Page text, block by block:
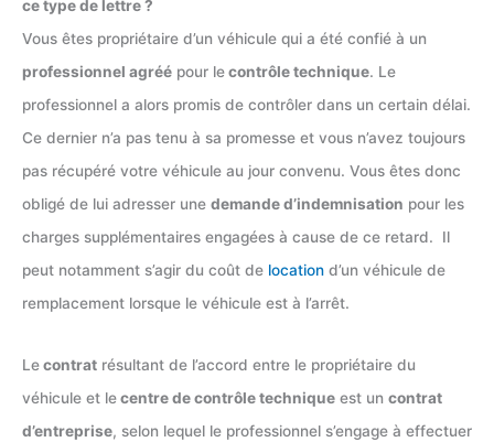
ce type de lettre ?
Vous êtes propriétaire d’un véhicule qui a été confié à un
professionnel agréé pour lecontrôle technique. Le
professionnel a alors promis de contrôler dans un certain délai.
Ce dernier n’a pas tenu à sa promesse et vous n’avez toujours
pas récupéré votre véhicule au jour convenu. Vous êtes donc
obligé de lui adresser une demande d’indemnisation pour les
charges supplémentaires engagées à cause de ce retard. Il
peut notamment s’agir du coût de location d’un véhicule de
remplacement lorsque le véhicule est à l’arrêt.
Lecontrat résultant de l’accord entre le propriétaire du
véhicule et lecentre de contrôle technique est un contrat
d’entreprise, selon lequel le professionnel s’engage à effectuer